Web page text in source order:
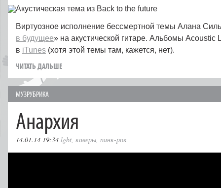
Виртуозное исполнение бессмертной темы Алана
в будущее» на акустической гитаре. Альбомы Acoustic
в iTunes (хотя этой темы там, кажется, нет).
ЧИТАТЬ ДАЛЬШЕ
МУЗРУБРИКА
Анархия
14.01.14 19:34 lgbt, каверы, панк-рок